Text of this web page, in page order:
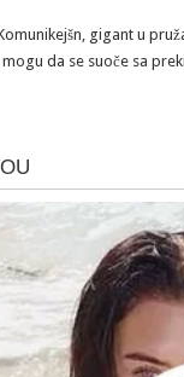
gigant u
da se suoče sa